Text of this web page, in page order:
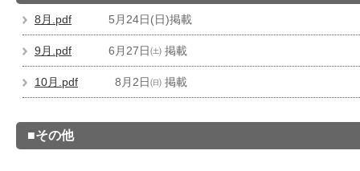
8月.pdf 5月24日(日)掲載
9月.pdf 6月27日㈯ 掲載
10月.pdf 8月2日㈰ 掲載
■その他